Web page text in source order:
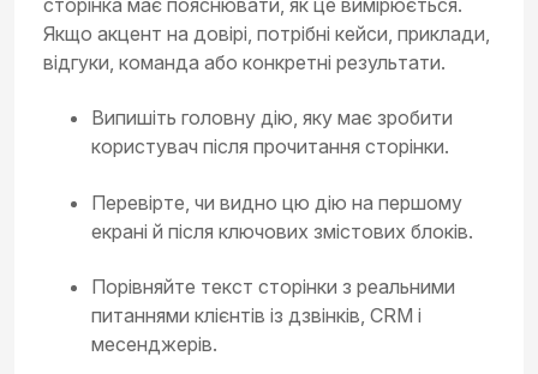
Якщо акцент на довірі, потрібні кейси, приклади,
відгуки, команда або конкретні результати.
Випишіть головну дію, яку має зробити
користувач після прочитання сторінки.
Перевірте, чи видно цю дію на першому
екрані й після ключових змістових блоків.
Порівняйте текст сторінки з реальними
питаннями клієнтів із дзвінків, CRM і
месенджерів.